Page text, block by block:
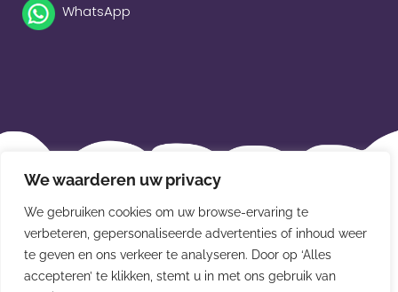
We waarderen uw privacy
We gebruiken cookies om uw browse-ervaring te
verbeteren, gepersonaliseerde advertenties of inhoud weer
te geven en ons verkeer te analyseren. Door op ‘Alles
accepteren’ te klikken, stemt u in met ons gebruik van
WhatsApp
Beleidsverklaring
Privacybeleid
Disclaimer
Leveringsvoorwaarden